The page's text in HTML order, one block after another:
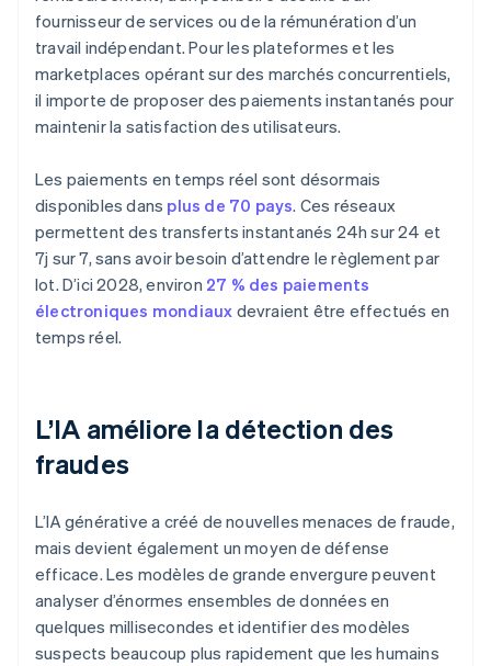
fournisseur de services ou de la rémunération d’un
travail indépendant. Pour les plateformes et les
marketplaces opérant sur des marchés concurrentiels,
il importe de proposer des paiements instantanés pour
maintenir la satisfaction des utilisateurs.
Les paiements en temps réel sont désormais
disponibles dans plus de 70 pays. Ces réseaux
permettent des transferts instantanés 24h sur 24 et
7j sur 7, sans avoir besoin d’attendre le règlement par
lot. D’ici 2028, environ 27 % des paiements
électroniques mondiaux devraient être effectués en
temps réel.
L’IA améliore la détection des
fraudes
L’IA générative a créé de nouvelles menaces de fraude,
mais devient également un moyen de défense
efficace. Les modèles de grande envergure peuvent
analyser d’énormes ensembles de données en
quelques millisecondes et identifier des modèles
suspects beaucoup plus rapidement que les humains